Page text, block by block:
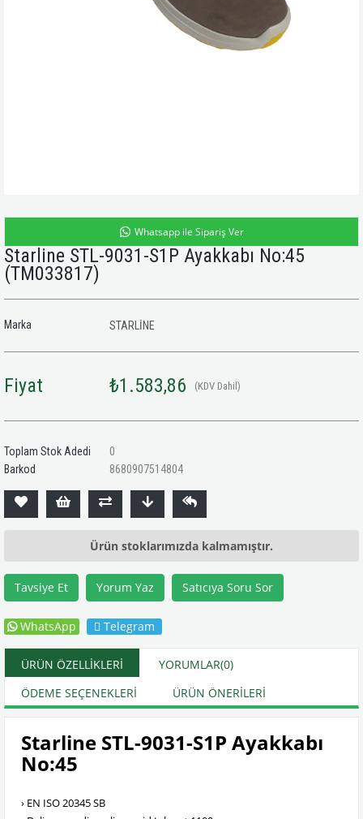
Whatsapp ile Sipariş Ver
Starline STL-9031-S1P Ayakkabı No:45
(TM033817)
Marka STARLİNE
Fiyat ₺1.583,86 (KDV Dahil)
Toplam Stok Adedi
0
Barkod
8680907514804
Ürün stoklarımızda kalmamıştır.
Tavsiye Et Yorum Yaz Satıcıya Soru Sor
WhatsApp Telegram
ÜRÜN ÖZELLIKLERI YORUMLAR(0)
ÖDEME SEÇENEKLERI
ÜRÜN ÖNERILERI
Starline STL-9031-S1P Ayakkabı
No:45
› EN ISO 20345 SB